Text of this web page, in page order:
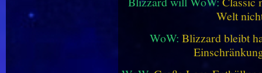
Welt
WoW: Blizzard bleibt